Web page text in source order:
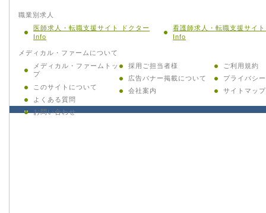
職業別求人
医師求人・転職支援サイト ドクター
Info
看護師求人・転職支援サイ
Info
メディカル・ファームについて
メディカル・ファームトッ
プ
このサイトについて
よくある質問
お問い合わせ
採用ご担当者様
広告バナー掲載について
会社案内
ご利用規約
プライバシ
サイトマップ